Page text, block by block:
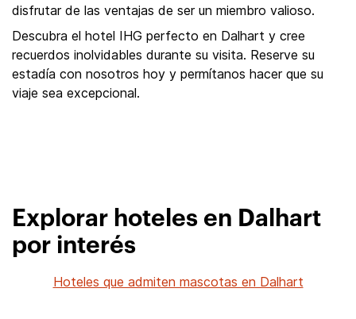
disfrutar de las ventajas de ser un miembro valioso.
Descubra el hotel IHG perfecto en Dalhart y cree
recuerdos inolvidables durante su visita. Reserve su
estadía con nosotros hoy y permítanos hacer que su
viaje sea excepcional.
Explorar hoteles en Dalhart
por interés
Hoteles que admiten mascotas en Dalhart